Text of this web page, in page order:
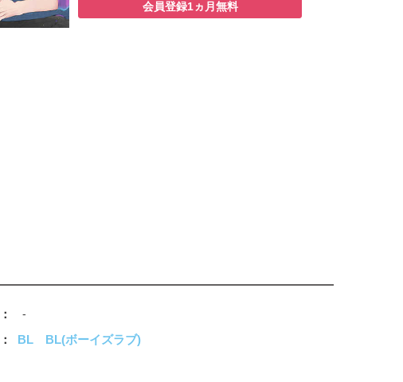
会員登録1ヵ月無料
-
BL BL(ボーイズラブ)